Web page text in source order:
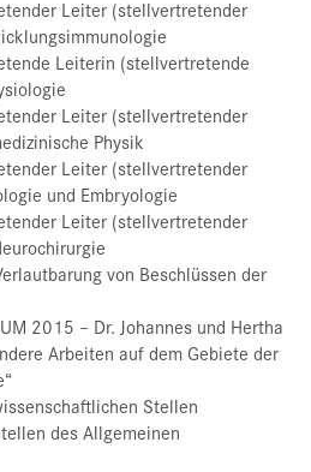
Leiter (stellvertretender
Leiterin (stellvertretende
Leiter (stellvertretender
Physik
Leiter (stellvertretender
und Embryologie
Leiter (stellvertretender
von Beschlüssen der
2015 – Dr. Johannes und Hertha
Arbeiten auf dem Gebiete der
Stellen
des Allgemeinen